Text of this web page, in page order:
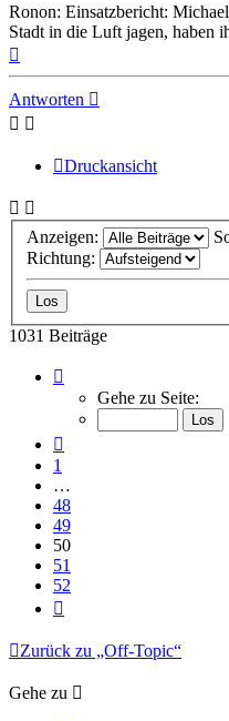
Ronon: Einsatzbericht:
Stadt in die Luft jagen, haben
Antworten
Druckansicht
Anzeigen:
Richtung:
1031 Beiträge
50
von
Gehe zu Seite:
1
…
48
49
50
51
52
Zurück zu „Off-Topic“
Gehe zu